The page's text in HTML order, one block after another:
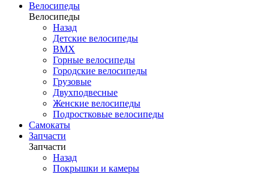
Велосипеды
Велосипеды
Назад
Детские велосипеды
BMX
Горные велосипеды
Городские велосипеды
Грузовые
Двухподвесные
Женские велосипеды
Подростковые велосипеды
Самокаты
Запчасти
Запчасти
Назад
Покрышки и камеры